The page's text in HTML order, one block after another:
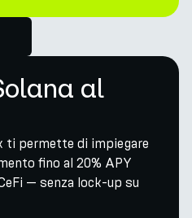
al
ti permette di impiegare
fino al 20% APY
— senza lock-up su